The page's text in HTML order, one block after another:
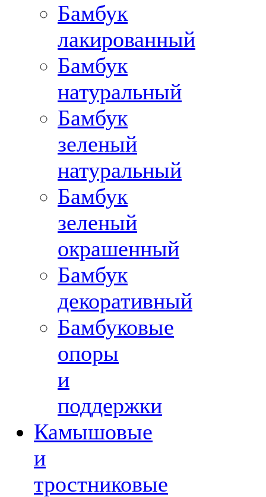
Бамбук
лакированный
Бамбук
натуральный
Бамбук
зеленый
натуральный
Бамбук
зеленый
окрашенный
Бамбук
декоративный
Бамбуковые
опоры
и
поддержки
Камышовые
и
тростниковые